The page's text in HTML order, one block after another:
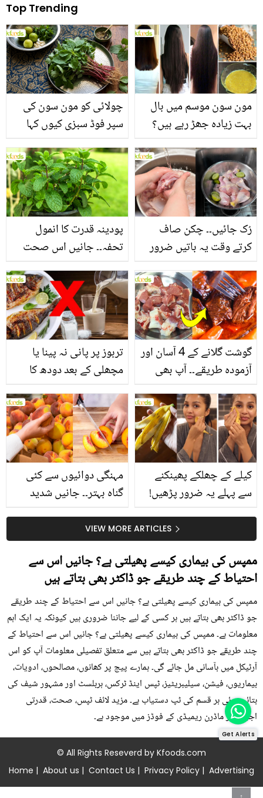
Top Trending
چولائی کو مون سون کی
سپر فوڈ سبزی کیوں کہا
منرلز اور اینٹی آکسیڈنٹس
سے بھرپور اس سبزی کے
فائدے
مون سون موسم میں بال
بہت زیادہ جھڑ رہے ہیں؟
بنانے کے چند قدرتی طریقے
پودینہ قدرت کا انمول
تحفہ۔۔ جانیں اس صحت
انگیز طبی فوائد
رُک جائیں۔۔ چکن صاف
کرتے وقت یہ باتیں ضرور
تربوز پر پانی نہ پینا یا
مچھلی کے بعد دودھ کا
سے متعلق غلط فہمیوں کی
حقیقت کیا ہے اور افواہ
کیا؟
گوشت گلانے کے 4 آسان اور
آزمودہ طریقے۔۔ آپ بھی
بتائے راز
مہنگی دوائیوں سے کئی
گناہ بہتر۔۔ جانیں شدید
کیوں کھانا چاہیے؟
کیلے کے چھلکے پھینکنے
سے پہلے یہ ضرور پڑھیں!
سستا اور قدرتی حلVIEW MORE ARTICLES
ممپس کی بیماری کیسے پھیلتی ہے؟ جانیں اس سے
احتیاط کے چند طریقے جو ڈاکٹر بھی بتاتے ہیں
ممپس کی بیماری کیسے پھیلتی ہے؟ جانیں اس سے احتیاط کے چند طریقے
جو ڈاکٹر بھی بتاتے ہیں ہر کسی کے لیے جاننا ضروری ہیں کیونکہ یہ ایک اہم
معلومات ہے۔ ممپس کی بیماری کیسے پھیلتی ہے؟ جانیں اس سے احتیاط کے
چند طریقے جو ڈاکٹر بھی بتاتے ہیں سے متعلق تفصیلی معلومات آپ کو اس
آرٹیکل میں بآسانی مل جائے گی۔ ہمارے پیج پر کھانوں، مصالحوں، ادویات،
بیماریوں، فیشن، سیلیبریٹیز، ٹپس اینڈ ٹرکس، ہربلسٹ اور مشہور شیف کی
بتائی ہوئی ہر قسم کی ٹپ دستیاب ہے۔ مزید لائف ٹپس، صحت، قدرتی
اجزاء اور ماڈرن ریمیڈی کے فوڈز میں موجود ہے۔
© All Rights Reseverd by Kfoods.com
Home | About us | Contact Us | Privacy Policy | Advertising
Get Alerts